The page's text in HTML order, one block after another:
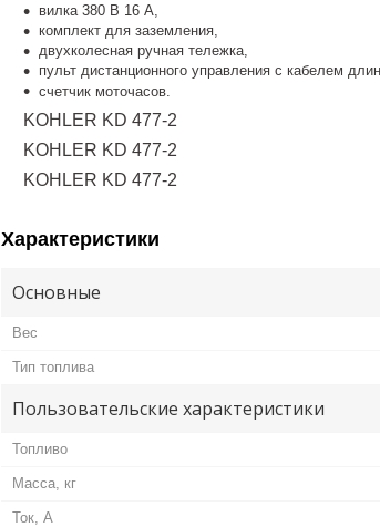
вилка 380 В 16 А,
комплект для заземления,
двухколесная ручная тележка,
пульт дистанционного управления с кабелем
счетчик моточасов.
KOHLER KD 477-2
KOHLER KD 477-2
KOHLER KD 477-2
Характеристики
Основные
Вес
Тип топлива
Пользовательские характеристики
Топливо
Масса, кг
Ток, А